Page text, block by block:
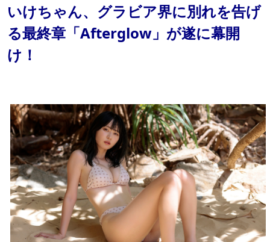
いけちゃん、グラビア界に別れを告げ
る最終章「Afterglow」が遂に幕開
け！